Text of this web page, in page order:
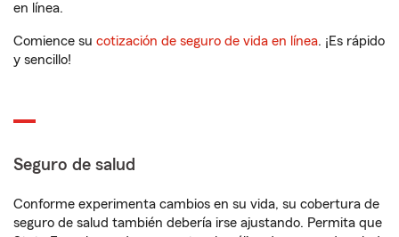
en línea.
Comience su cotización de seguro de vida en línea. ¡Es rápido
y sencillo!
Seguro de salud
Conforme experimenta cambios en su vida, su cobertura de
seguro de salud también debería irse ajustando. Permita que